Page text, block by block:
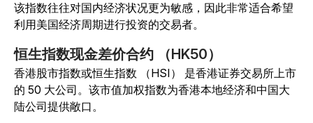
该指数往往对国内经济状况更为敏感，因此非常适合希望
利用美国经济周期进行投资的交易者。
恒生指数现金差价合约 （HK50）
香港股市指数或恒生指数 （HSI） 是香港证券交易所上市
的 50 大公司。该市值加权指数为香港本地经济和中国大
陆公司提供敞口。